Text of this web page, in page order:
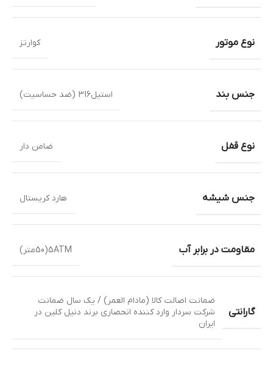
نوع موتور کوارتز
جنس بند استیل316 (ضد حساسیت)
نوع قفل ضامن دار
جنس شیشه هارد کریستال
مقاومت در برابر آب 5ATM(50متر)
گارانتی
ضمانت اصالت کالا (مادام العمر) / یک سال ضمانت
شرکت سردار وارد کننده انحصاری برند دنیل کلین در
ایران